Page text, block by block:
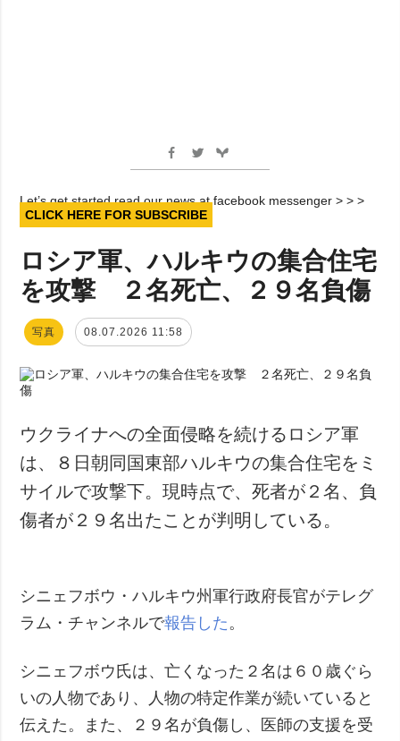
Let’s get started read our news at facebook messenger > > >
CLICK HERE FOR SUBSCRIBE
ロシア軍、ハルキウの集合住宅
を攻撃 ２名死亡、２９名負傷
写真 08.07.2026 11:58
ウクライナへの全面侵略を続けるロシア軍
は、８日朝同国東部ハルキウの集合住宅をミ
サイルで攻撃下。現時点で、死者が２名、負
傷者が２９名出たことが判明している。
シニェフボウ・ハルキウ州軍行政府長官がテレグ
ラム・チャンネルで報告した 。
シニェフボウ氏は、亡くなった２名は６０歳ぐら
いの人物であり、人物の特定作業が続いていると
伝えた。また、２９名が負傷し、医師の支援を受